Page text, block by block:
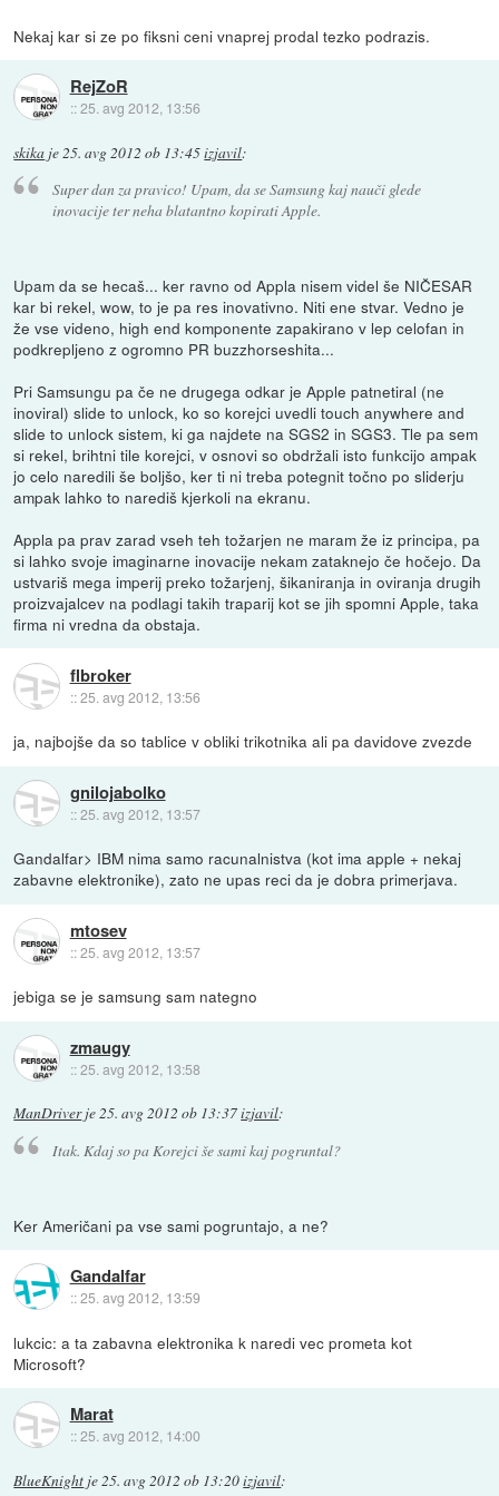
Nekaj kar si ze po fiksni ceni vnaprej prodal tezko podrazis.
RejZoR
::25. avg 2012, 13:56
skika je25. avg 2012 ob 13:45izjavil:
Super dan za pravico! Upam, da se Samsung kaj nauči glede
inovacije ter neha blatantno kopirati Apple.
Upam da se hecaš... ker ravno od Appla nisem videl še NIČESAR
kar bi rekel, wow, to je pa res inovativno. Niti ene stvar. Vedno je
že vse videno, high end komponente zapakirano v lep celofan in
podkrepljeno z ogromno PR buzzhorseshita...
Pri Samsungu pa če ne drugega odkar je Apple patnetiral (ne
inoviral) slide to unlock, ko so korejci uvedli touch anywhere and
slide to unlock sistem, ki ga najdete na SGS2 in SGS3. Tle pa sem
si rekel, brihtni tile korejci, v osnovi so obdržali isto funkcijo ampak
jo celo naredili še boljšo, ker ti ni treba potegnit točno po sliderju
ampak lahko to narediš kjerkoli na ekranu.
Appla pa prav zarad vseh teh tožarjen ne maram že iz principa, pa
si lahko svoje imaginarne inovacije nekam zataknejo če hočejo. Da
ustvariš mega imperij preko tožarjenj, šikaniranja in oviranja drugih
proizvajalcev na podlagi takih traparij kot se jih spomni Apple, taka
firma ni vredna da obstaja.
flbroker
::25. avg 2012, 13:56
ja, najbojše da so tablice v obliki trikotnika ali pa davidove zvezde
gnilojabolko
::25. avg 2012, 13:57
Gandalfar> IBM nima samo racunalnistva (kot ima apple + nekaj
zabavne elektronike), zato ne upas reci da je dobra primerjava.
mtosev
::25. avg 2012, 13:57
jebiga se je samsung sam nategno
zmaugy
::25. avg 2012, 13:58
ManDriverje25. avg 2012 ob 13:37izjavil:
Itak. Kdaj so pa Korejci še sami kaj pogruntal?
Ker Američani pa vse sami pogruntajo, a ne?
Gandalfar
::25. avg 2012, 13:59
lukcic: a ta zabavna elektronika k naredi vec prometa kot
Microsoft?
Marat
::25. avg 2012, 14:00
BlueKnight je25. avg 2012 ob 13:20izjavil: